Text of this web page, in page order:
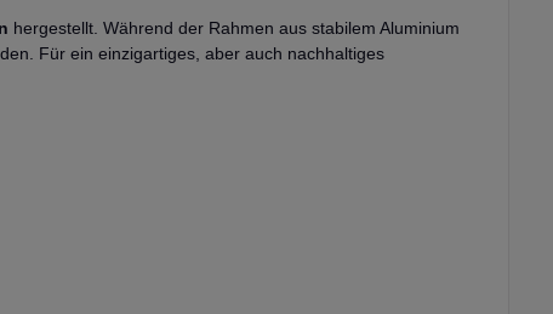
hergestellt. Während der Rahmen aus stabilem Aluminium
Für ein einzigartiges, aber auch nachhaltiges